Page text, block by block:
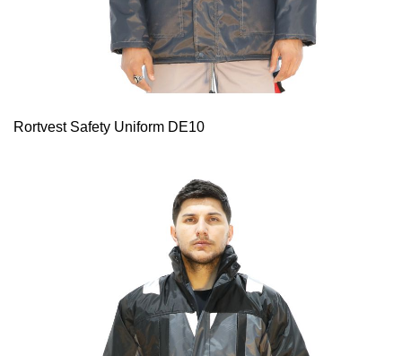
Rortvest Safety Uniform DE10